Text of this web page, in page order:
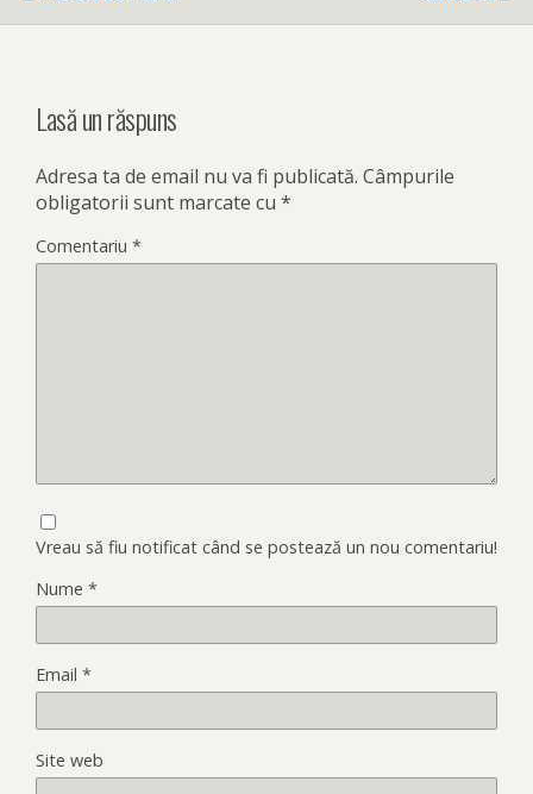
Lasă un răspuns
Adresa ta de email nu va fi publicată. Câmpurile
obligatorii sunt marcate cu *
Comentariu *
Vreau să fiu notificat când se postează un nou comentariu!
Nume *
Email *
Site web